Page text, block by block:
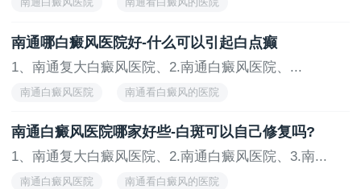
南通哪白癜风医院好-什么可以引起白点癫
1、南通复大白癜风医院、2.南通白癜风医院、...
南通白癜风医院 南通看白癜风的医院
南通白癜风医院哪家好些-白斑可以自己修复吗?
1、南通复大白癜风医院、2.南通白癜风医院、3.南...
南通白癜风医院 南通看白癜风的医院